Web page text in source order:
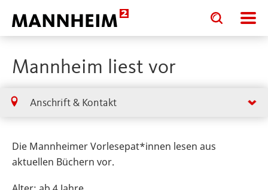
Toggle
search
input
Toggle
search
input
Mannheim liest vor
Anschrift & Kontakt
Die Mannheimer Vorlesepat*innen lesen aus
aktuellen Büchern vor.